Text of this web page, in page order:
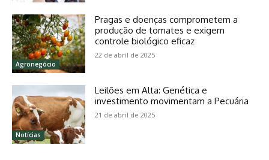
Agronegócio
Pragas e doenças comprometem a
produção de tomates e exigem
controle biológico eficaz
22 de abril de 2025
Notícias
Leilões em Alta: Genética e
investimento movimentam a Pecuária
21 de abril de 2025